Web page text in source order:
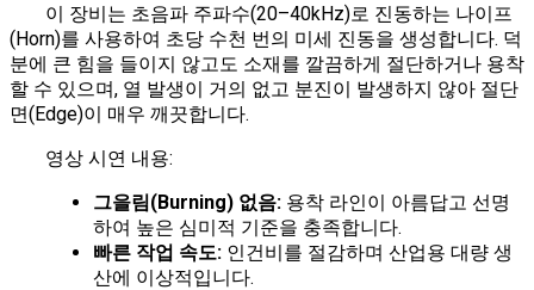
이 장비는 초음파 주파수(20–40kHz)로 진동하는 나이프
(Horn)를 사용하여 초당 수천 번의 미세 진동을 생성합니다. 덕
분에 큰 힘을 들이지 않고도 소재를 깔끔하게 절단하거나 용착
할 수 있으며, 열 발생이 거의 없고 분진이 발생하지 않아 절단
면(Edge)이 매우 깨끗합니다.
영상 시연 내용:
그을림(Burning) 없음: 용착 라인이 아름답고 선명
하여 높은 심미적 기준을 충족합니다.
빠른 작업 속도: 인건비를 절감하며 산업용 대량 생
산에 이상적입니다.